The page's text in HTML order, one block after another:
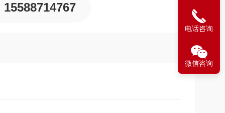
15588714767
电话咨询
微信咨询